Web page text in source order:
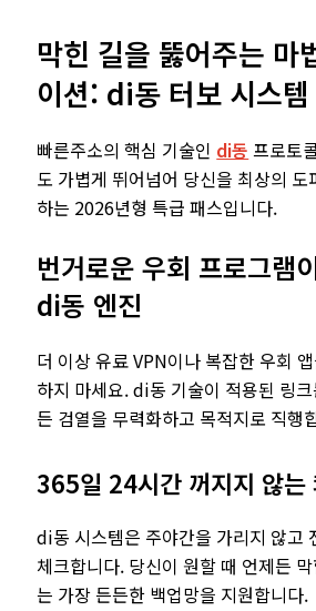
막힌 길을 뚫어주는 마
이션: di동 터보 시스템
빠른주소의 핵심 기술인 di동 프로토
도 가볍게 뛰어넘어 당신을 최상의 도
하는 2026년형 특급 패스입니다.
번거로운 우회 프로그램
di동 엔진
더 이상 유료 VPN이나 복잡한 우회
하지 마세요. di동 기술이 적용된 링
든 검열을 무력화하고 목적지로 직행
365일 24시간 꺼지지 않는
di동 시스템은 주야간을 가리지 않고
체크합니다. 당신이 원할 때 언제든
는 가장 든든한 백업망을 지원합니다.